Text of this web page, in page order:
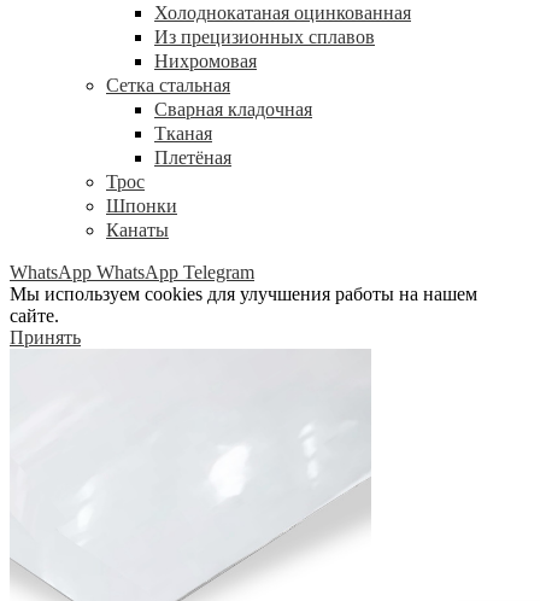
Холоднокатаная оцинкованная
Из прецизионных сплавов
Нихромовая
Сетка стальная
Сварная кладочная
Тканая
Плетёная
Трос
Шпонки
Канаты
WhatsApp WhatsApp Telegram
Мы используем cookies для улучшения работы на нашем
сайте.
Принять